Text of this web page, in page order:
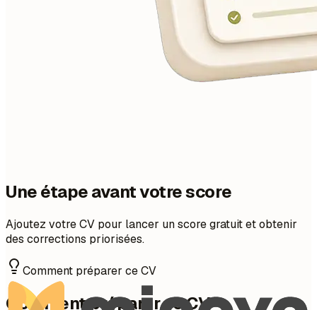
Une étape avant votre score
Ajoutez votre CV pour lancer un score gratuit et obtenir
des corrections priorisées.
Comment préparer ce CV
Comment préparer ce CV